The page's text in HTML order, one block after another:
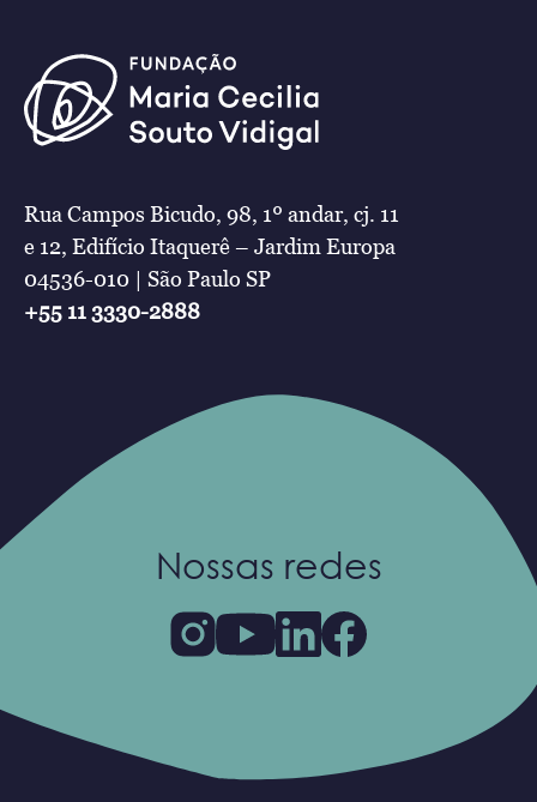
Rua Campos Bicudo, 98, 1º andar, cj. 11
e 12, Edifício Itaquerê – Jardim Europa
04536-010 | São Paulo SP
+55 11 3330-2888
Nossas redes